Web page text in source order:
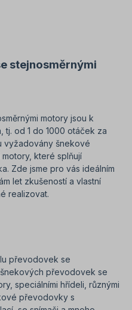
produktů jsou
specifikace se
stejnosměrnými
motory jsou k
od 1 do 1000 otáček za
vyžadovány šnekové
které splňují
Zde jsme pro vás ideálním
let zkušeností a vlastní
realizovat.
převodovek se
převodovek se
speciálními hřídeli, různými
převodovky s